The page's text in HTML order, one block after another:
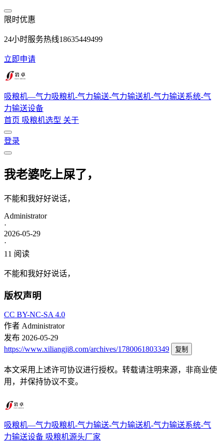
跳转到主要内容
限时优惠
24小时服务热线18635449499
立即申请
吸粮机—气力吸粮机-气力输送-气力输送机-气力输送系统-气
力输送设备
首页 吸粮机选型 关于
登录
我老婆吃上屎了，
不能和我好好说话，
Administrator
·
2026-05-29
·
11 阅读
不能和我好好说话，
版权声明
CC BY-NC-SA 4.0
作者 Administrator
发布 2026-05-29
https://www.xiliangji8.com/archives/1780061803349
复制
本文采用上述许可协议进行授权。转载请注明来源，非商业使
用，并保持协议不变。
吸粮机—气力吸粮机-气力输送-气力输送机-气力输送系统-气
力输送设备 吸粮机源头厂家